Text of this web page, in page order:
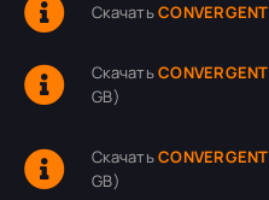
СкачатьCONVERGENT
СкачатьCONVERGENT
GB)
СкачатьCONVERGENT
GB)